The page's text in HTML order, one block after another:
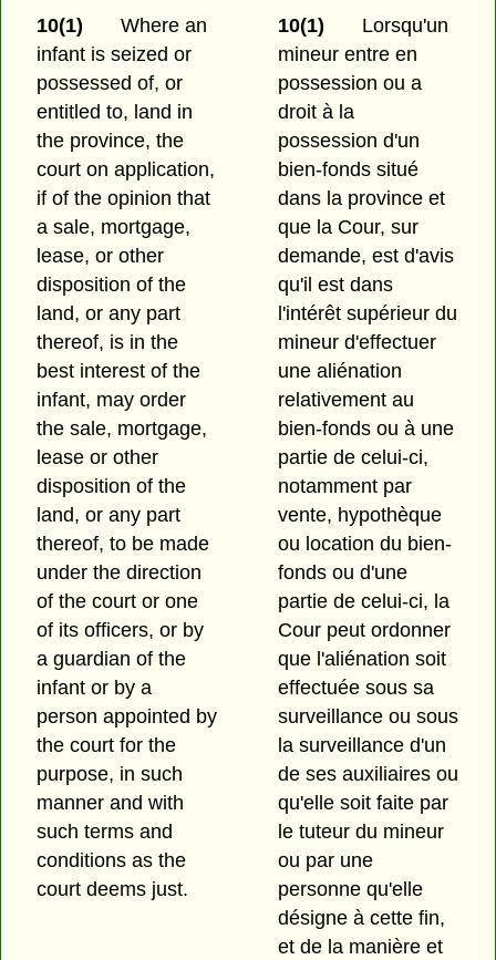
10(1)
Where an
infant is seized or
possessed of, or
entitled to, land in
the province, the
court on application,
if of the opinion that
a sale, mortgage,
lease, or other
disposition of the
land, or any part
thereof, is in the
best interest of the
infant, may order
the sale, mortgage,
lease or other
disposition of the
land, or any part
thereof, to be made
under the direction
of the court or one
of its officers, or by
a guardian of the
infant or by a
person appointed by
the court for the
purpose, in such
manner and with
such terms and
conditions as the
court deems just.
10(1)
Lorsqu'un
mineur entre en
possession ou a
droit à la
possession d'un
bien-fonds situé
dans la province et
que la Cour, sur
demande, est d'avis
qu'il est dans
l'intérêt supérieur du
mineur d'effectuer
une aliénation
relativement au
bien-fonds ou à une
partie de celui-ci,
notamment par
vente, hypothèque
ou location du bien-
fonds ou d'une
partie de celui-ci, la
Cour peut ordonner
que l'aliénation soit
effectuée sous sa
surveillance ou sous
la surveillance d'un
de ses auxiliaires ou
qu'elle soit faite par
le tuteur du mineur
ou par une
personne qu'elle
désigne à cette fin,
et de la manière et